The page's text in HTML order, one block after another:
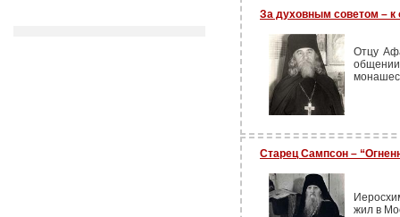
За духовным советом –
Отцу
Старец Сампсон –
жил в